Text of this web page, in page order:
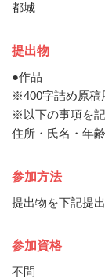
都城
提出物
●作品
※400字詰め原稿
※以下の事項を
住所・氏名・年
参加方法
提出物を下記提
参加資格
不問